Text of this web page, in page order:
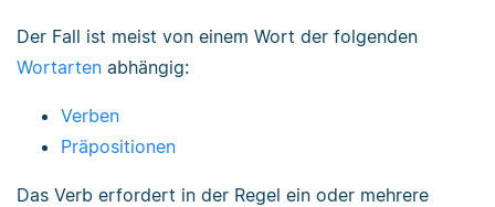
Der Fall ist meist von einem Wort der folgenden
Wortarten abhängig:
Verben
Präpositionen
Das Verb erfordert in der Regel ein oder mehrere